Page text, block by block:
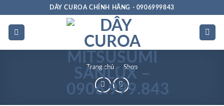
dung
DÂY CUROA CHÍNH HÃNG - 0906999843
Trang chủ » Shop